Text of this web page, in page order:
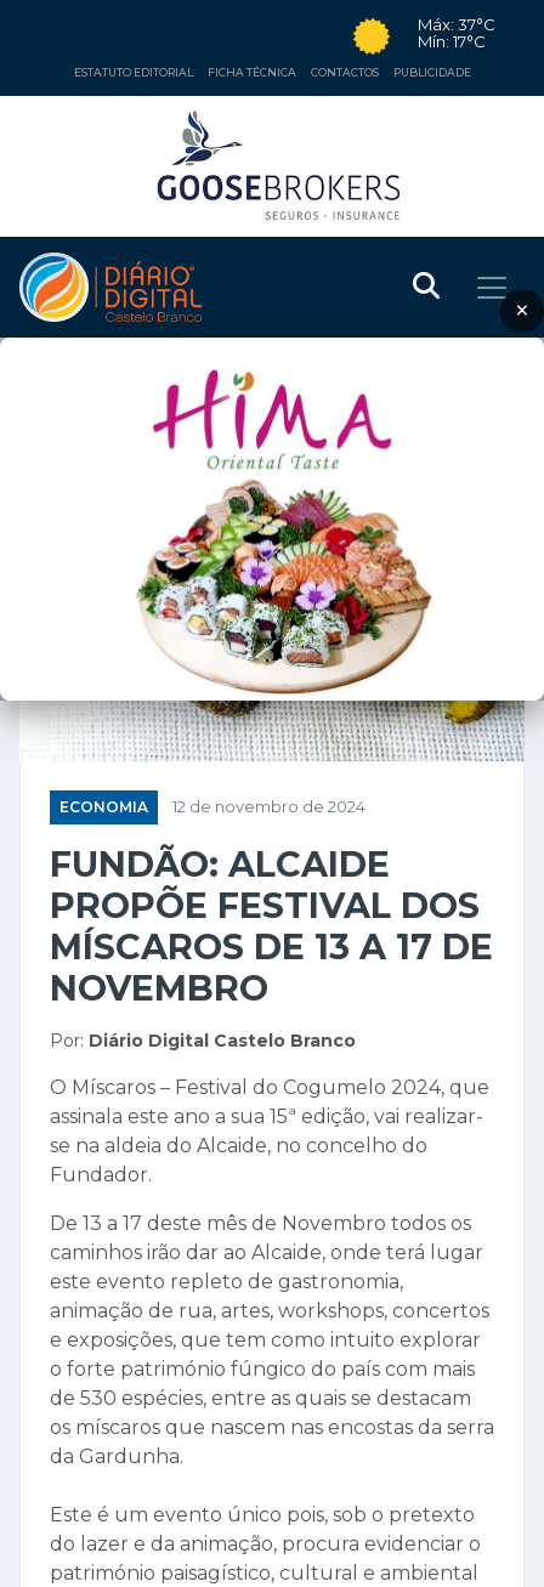
Máx: 37°C
Mín: 17°C
ESTATUTO EDITORIAL FICHA TÉCNICA CONTACTOS PUBLICIDADE
×
ECONOMIA 12 de novembro de 2024
FUNDÃO: ALCAIDE
PROPÕE FESTIVAL DOS
MÍSCAROS DE 13 A 17 DE
NOVEMBRO
Por: Diário Digital Castelo Branco
O Míscaros – Festival do Cogumelo 2024, que
assinala este ano a sua 15ª edição, vai realizar-
se na aldeia do Alcaide, no concelho do
Fundador.
De 13 a 17 deste mês de Novembro todos os
caminhos irão dar ao Alcaide, onde terá lugar
este evento repleto de gastronomia,
animação de rua, artes, workshops, concertos
e exposições, que tem como intuito explorar
o forte património fúngico do país com mais
de 530 espécies, entre as quais se destacam
os míscaros que nascem nas encostas da serra
da Gardunha.
Este é um evento único pois, sob o pretexto
do lazer e da animação, procura evidenciar o
património paisagístico, cultural e ambiental